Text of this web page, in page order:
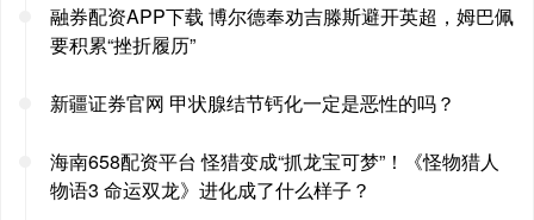
融券配资APP下载 博尔德奉劝吉滕斯避开英超，姆巴佩
要积累“挫折履历”
新疆证券官网 甲状腺结节钙化一定是恶性的吗？
海南658配资平台 怪猎变成“抓龙宝可梦”！《怪物猎人
物语3 命运双龙》进化成了什么样子？